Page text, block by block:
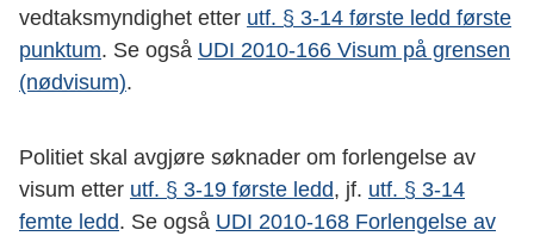
vedtaksmyndighet etter utf. § 3-14 første ledd første
punktum. Se også UDI 2010-166 Visum på grensen
(nødvisum).
Politiet skal avgjøre søknader om forlengelse av
visum etter utf. § 3-19 første ledd, jf. utf. § 3-14
femte ledd. Se også UDI 2010-168 Forlengelse av